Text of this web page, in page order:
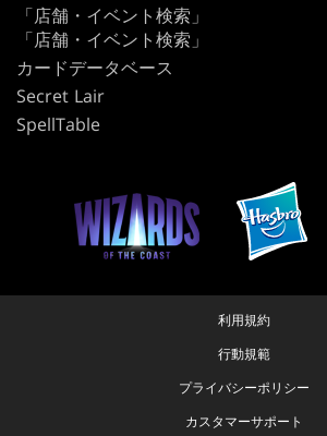
「店舗・イベント検索」
「店舗・イベント検索」
カードデータベース
Secret Lair
SpellTable
利用規約
行動規範
プライバシーポリシー
カスタマーサポート